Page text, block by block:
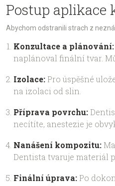
Postup aplikace
Abychom odstranili strach z
Konzultace a plánování:
naplánoval finální tvar.
Izolace: Pro úspěšné
na izolaci od slin.
Příprava povrchu:
necítíte, anestezie je
Nanášení kompozitu:
Dentista tvaruje materiál
Finální úprava: Po